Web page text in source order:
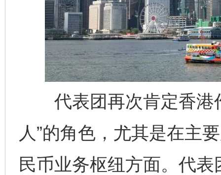
代表团再次肯定香港
人”的角色，尤其是在主
民币业务枢纽方面。代